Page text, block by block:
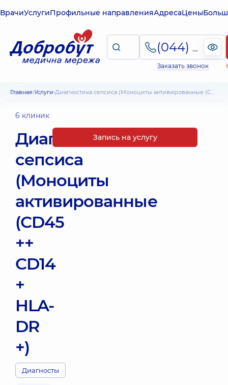
ВрачиУслугиПрофильные направленияАдресаЦены
(044) 495-2-888
Заказать звонок
Главная Услуги Диагностика сепсиса (Моноциты активированные (CD45 ++ CD14 + HLA-DR +)
6 клиник
Диагностика
сепсиса
(Моноциты
активированные
(CD45
++
CD14
+
HLA-
DR
+)
Диагносты
Запись на услугу